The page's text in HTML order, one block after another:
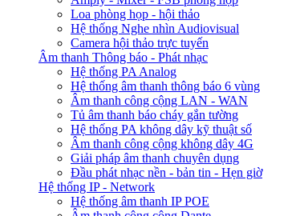
Loa phòng họp - hội thảo
Hệ thống Nghe nhìn Audiovisual
Camera hội thảo trực tuyến
Âm thanh Thông báo - Phát nhạc
Hệ thống PA Analog
Hệ thống âm thanh thông báo 6 vùng
Âm thanh công cộng LAN - WAN
Tủ âm thanh báo cháy gắn tường
Hệ thống PA không dây kỹ thuật số
Âm thanh công cộng không dây 4G
Giải pháp âm thanh chuyên dụng
Đầu phát nhạc nền - bản tin - Hẹn giờ
Hệ thống IP - Network
Hệ thống âm thanh IP POE